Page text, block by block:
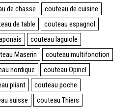
de chasse
couteau de cuisine
de table
couteau espagnol
couteau laguiole
Maserin
couteau multifonction
nordique
couteau Opinel
pliant
couteau poche
suisse
couteau Thiers